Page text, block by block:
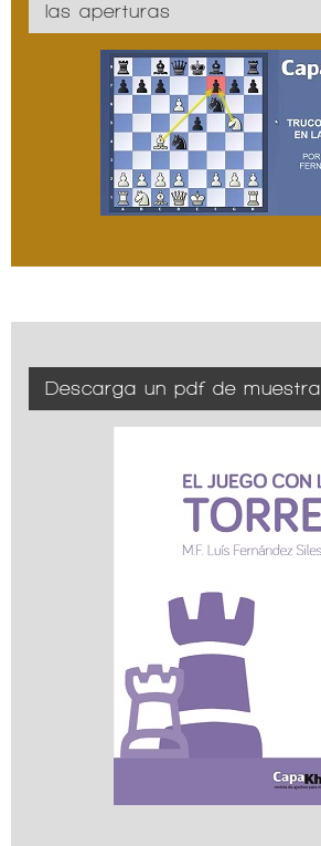
las aperturas
Descarga un pdf de muestra